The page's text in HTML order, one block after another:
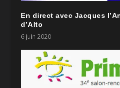
En direct avec Jacques
d’Alto
6 juin 2020